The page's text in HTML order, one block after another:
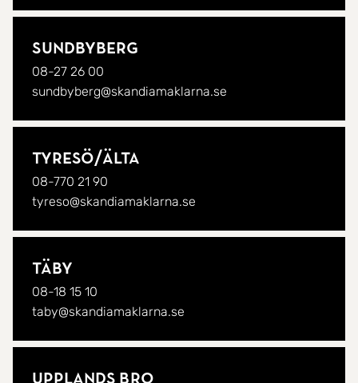
Sundbyberg
08-27 26 00
sundbyberg@skandiamaklarna.se
Tyresö/Älta
08-770 21 90
tyreso@skandiamaklarna.se
Täby
08-18 15 10
taby@skandiamaklarna.se
Upplands Bro